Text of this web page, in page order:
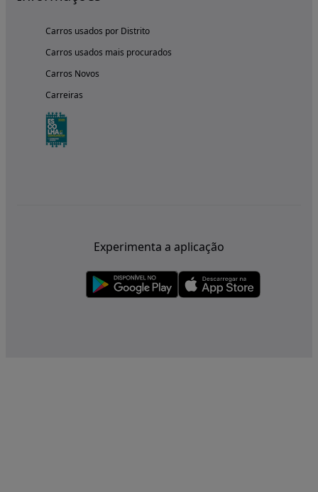
Carros usados por Distrito
Carros usados mais procurados
Carros Novos
Carreiras
Experimenta a aplicação